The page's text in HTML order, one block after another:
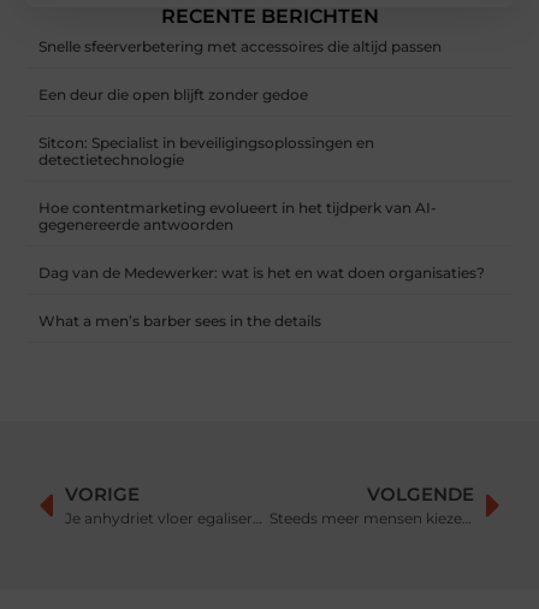
RECENTE BERICHTEN
Snelle sfeerverbetering met accessoires die altijd passen
Een deur die open blijft zonder gedoe
Sitcon: Specialist in beveiligingsoplossingen en
detectietechnologie
Hoe contentmarketing evolueert in het tijdperk van AI-
gegenereerde antwoorden
Dag van de Medewerker: wat is het en wat doen organisaties?
What a men’s barber sees in the details
VORIGE
Je anhydriet vloer egaliseren als ideale basis voor iedere vloerbedekking
VOLGENDE
Steeds meer mensen kiezen voor yoga